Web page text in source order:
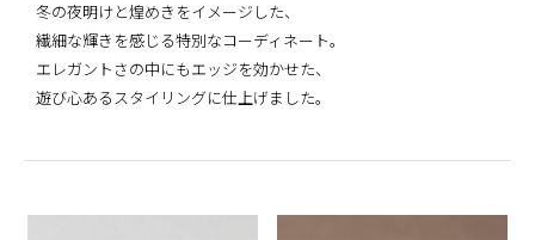
冬の夜明けと煌めきをイメージした、
繊細な輝きを感じる特別なコーディネート。
エレガントさの中にもエッジを効かせた、
遊び心あるスタイリングに仕上げました。